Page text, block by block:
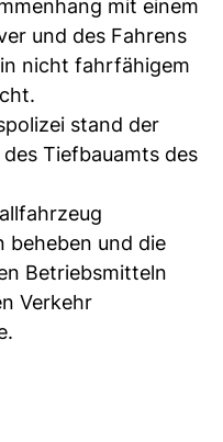
mit einem
und des Fahrens
nicht fahrfähigem
stand der
Tiefbauamts des
beheben und die
Betriebsmitteln
Verkehr